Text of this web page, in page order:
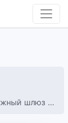
это сделать?